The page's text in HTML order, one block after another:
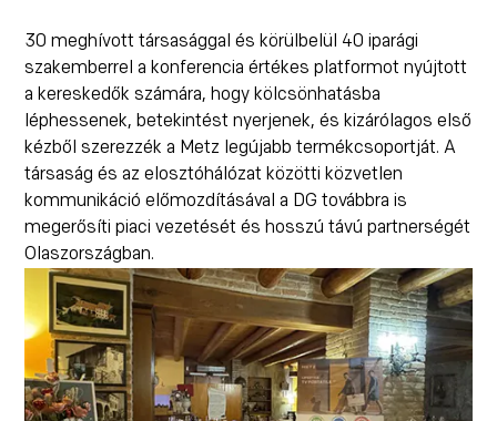
30 meghívott társasággal és körülbelül 40 iparági
szakemberrel a konferencia értékes platformot nyújtott
a kereskedők számára, hogy kölcsönhatásba
léphessenek, betekintést nyerjenek, és kizárólagos első
kézből szerezzék a Metz legújabb termékcsoportját. A
társaság és az elosztóhálózat közötti közvetlen
kommunikáció előmozdításával a DG továbbra is
megerősíti piaci vezetését és hosszú távú partnerségét
Olaszországban.